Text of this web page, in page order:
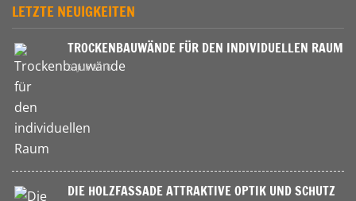
LETZTE NEUIGKEITEN
TROCKENBAUWÄNDE FÜR DEN INDIVIDUELLEN RAUM
9. Juli 2016
DIE HOLZFASSADE ATTRAKTIVE OPTIK UND SCHUTZ